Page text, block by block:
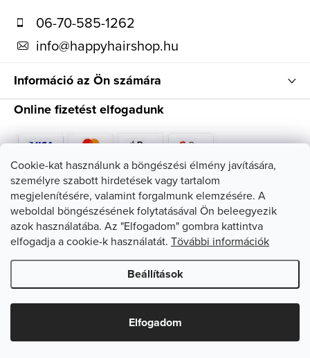
Cookie-kat használunk a böngészési élmény javítására,
személyre szabott hirdetések vagy tartalom
megjelenítésére, valamint forgalmunk elemzésére. A
weboldal böngészésének folytatásával Ön beleegyezik
azok használatába. Az "Elfogadom" gombra kattintva
elfogadja a cookie-k használatát. Tövábbi információk
Beállítások
Elfogadom
06-70-585-1262
info@happyhairshop.hu
Információ az Ön számára
Online fizetést elfogadunk
Kövessen minket
Shoptet készítette
Copyright 2026HappyHairShop. Minden jog fenntartva.Süti
beállítások szerkesztése